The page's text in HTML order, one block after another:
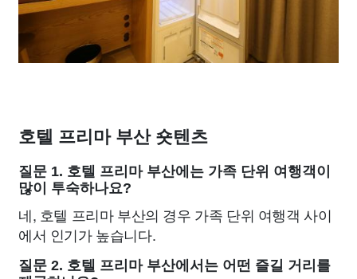
호텔 프리마 부산 숏텐츠
질문 1. 호텔 프리마 부산에는 가족 단위 여행객이
많이 투숙하나요?
네, 호텔 프리마 부산의 경우 가족 단위 여행객 사이
에서 인기가 높습니다.
질문 2. 호텔 프리마 부산에서는 어떤 즐길 거리를